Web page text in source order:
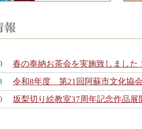
春の奉納お茶会を実施致しました
令和8年度 第21回阿蘇市文化協
坂梨切り絵教室37周年記念作品展